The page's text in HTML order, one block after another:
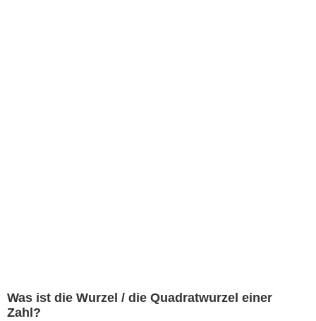
Was ist die Wurzel / die Quadratwurzel einer
Zahl?